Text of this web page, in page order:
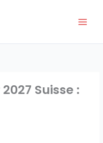
Suisse :